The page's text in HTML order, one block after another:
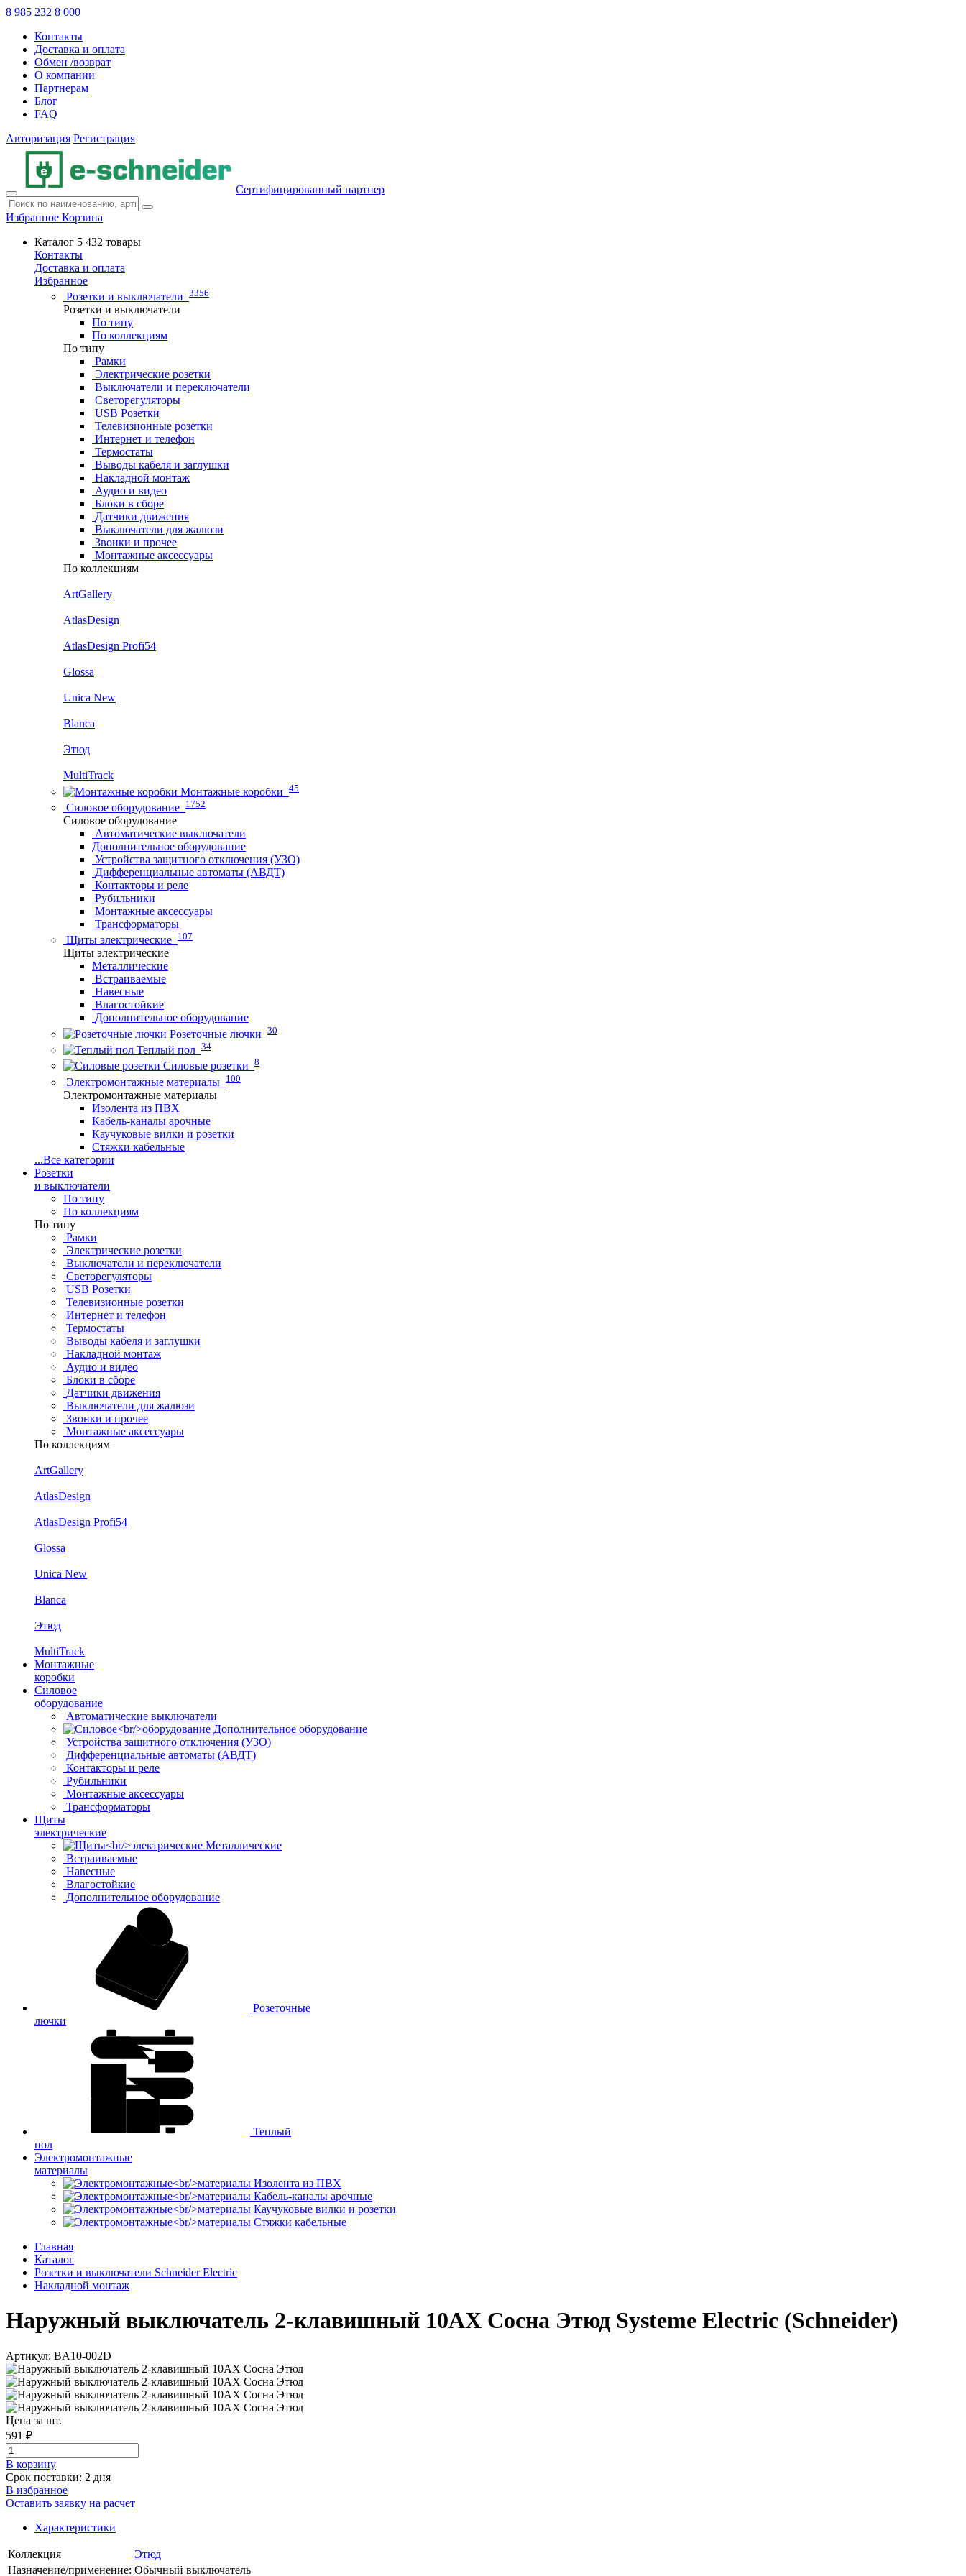
8 985 232 8 000
Контакты
Доставка и оплата
Обмен /возврат
О компании
Партнерам
Блог
FAQ
Авторизация Регистрация
Сертифицированный партнер
Избранное Корзина
Каталог 5 432 товары
Контакты
Доставка и оплата
Избранное
Розетки и выключатели 3356
Розетки и выключатели
По типу
По коллекциям
По типу
Рамки
Электрические розетки
Выключатели и переключатели
Светорегуляторы
USB Розетки
Телевизионные розетки
Интернет и телефон
Термостаты
Выводы кабеля и заглушки
Накладной монтаж
Аудио и видео
Блоки в сборе
Датчики движения
Выключатели для жалюзи
Звонки и прочее
Монтажные аксессуары
По коллекциям
ArtGallery
AtlasDesign
AtlasDesign Profi54
Glossa
Unica New
Blanca
Этюд
MultiTrack
Монтажные коробки 45
Силовое оборудование 1752
Силовое оборудование
Автоматические выключатели
Дополнительное оборудование
Устройства защитного отключения (УЗО)
Дифференциальные автоматы (АВДТ)
Контакторы и реле
Рубильники
Монтажные аксессуары
Трансформаторы
Щиты электрические 107
Щиты электрические
Металлические
Встраиваемые
Навесные
Влагостойкие
Дополнительное оборудование
Розеточные лючки 30
Теплый пол 34
Силовые розетки 8
Электромонтажные материалы 100
Электромонтажные материалы
Изолента из ПВХ
Кабель-каналы арочные
Каучуковые вилки и розетки
Стяжки кабельные
...Все категории
Розетки
и выключатели
По типу
По коллекциям
По типу
Рамки
Электрические розетки
Выключатели и переключатели
Светорегуляторы
USB Розетки
Телевизионные розетки
Интернет и телефон
Термостаты
Выводы кабеля и заглушки
Накладной монтаж
Аудио и видео
Блоки в сборе
Датчики движения
Выключатели для жалюзи
Звонки и прочее
Монтажные аксессуары
По коллекциям
ArtGallery
AtlasDesign
AtlasDesign Profi54
Glossa
Unica New
Blanca
Этюд
MultiTrack
Монтажные
коробки
Силовое
оборудование
Автоматические выключатели
Дополнительное оборудование
Устройства защитного отключения (УЗО)
Дифференциальные автоматы (АВДТ)
Контакторы и реле
Рубильники
Монтажные аксессуары
Трансформаторы
Щиты
электрические
Металлические
Встраиваемые
Навесные
Влагостойкие
Дополнительное оборудование
Розеточные
лючки
Теплый
пол
Электромонтажные
материалы
Изолента из ПВХ
Кабель-каналы арочные
Каучуковые вилки и розетки
Стяжки кабельные
Главная
Каталог
Розетки и выключатели Schneider Electric
Накладной монтаж
Наружный выключатель 2-клавишный 10АХ Сосна Этюд Systeme Electric (Schneider)
Артикул: BA10-002D
Цена за шт.
591 ₽
В корзинy
Срок поставки: 2 дня
В избранное
Оставить заявку на расчет
Характеристики
Коллекция
Этюд
Назначение/применение: Обычный выключатель